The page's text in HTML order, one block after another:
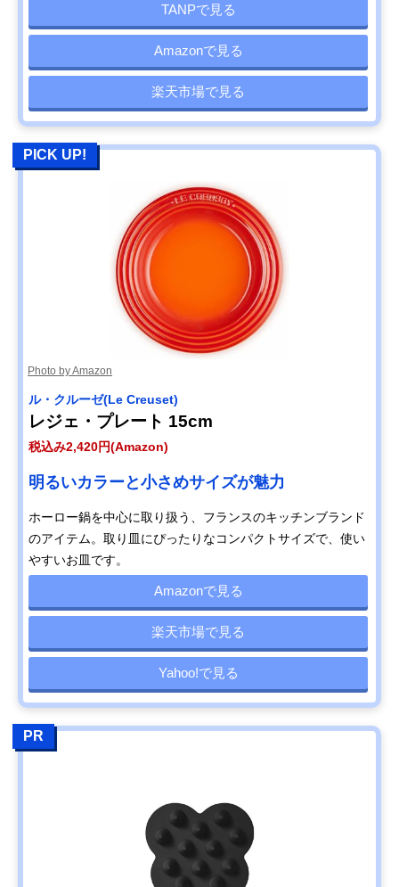
TANPで見る
Amazonで見る
楽天市場で見る
PICK UP!
Photo by Amazon
‎ル・クルーゼ(Le Creuset)
レジェ・プレート 15cm
税込み2,420円(Amazon)
明るいカラーと小さめサイズが魅力
ホーロー鍋を中心に取り扱う、フランスのキッチンブランド
のアイテム。取り皿にぴったりなコンパクトサイズで、使い
やすいお皿です。
Amazonで見る
楽天市場で見る
Yahoo!で見る
PR